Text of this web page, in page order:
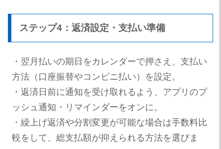
ステップ4：返済設定・支払い準備
・翌月払いの期日をカレンダーで押さえ、支払い
方法（口座振替やコンビニ払い）を設定。
・返済日前に通知を受け取れるよう、アプリのプ
ッシュ通知・リマインダーをオンに。
・繰上げ返済や分割変更が可能な場合は手数料比
較をして、総支払額が抑えられる方法を選びま